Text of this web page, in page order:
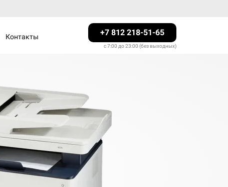
Контакты +7 812 218-51-65
с 7:00 до 23:00 (без выходных)